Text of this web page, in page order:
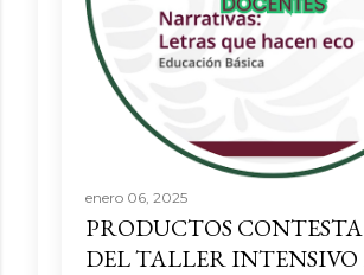
enero 06, 2025
PRODUCTOS
DEL TALLER